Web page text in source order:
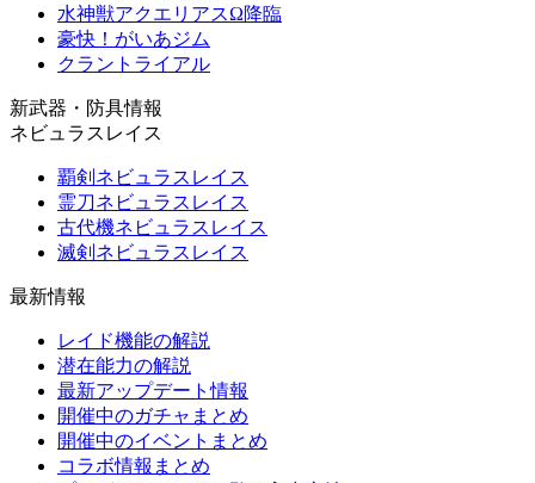
水神獣アクエリアスΩ降臨
豪快！がいあジム
クラントライアル
新武器・防具情報
ネビュラスレイス
覇剣ネビュラスレイス
霊刀ネビュラスレイス
古代機ネビュラスレイス
滅剣ネビュラスレイス
最新情報
レイド機能の解説
潜在能力の解説
最新アップデート情報
開催中のガチャまとめ
開催中のイベントまとめ
コラボ情報まとめ